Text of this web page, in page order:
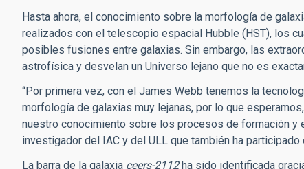
Hasta ahora, el conocimiento sobre la morfología de
realizados con el telescopio espacial Hubble (HST), los
posibles fusiones entre galaxias. Sin embargo, las
astrofísica y desvelan un Universo lejano que no es
“Por primera vez, con el James Webb tenemos la
morfología de galaxias muy lejanas, por lo que
nuestro conocimiento sobre los procesos de formación y
investigador del IAC y del ULL que también ha participado
La barra de la galaxia ceers-2112ha sido identificada